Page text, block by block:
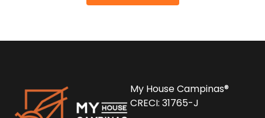
My House Campinas®
CRECI: 31765-J